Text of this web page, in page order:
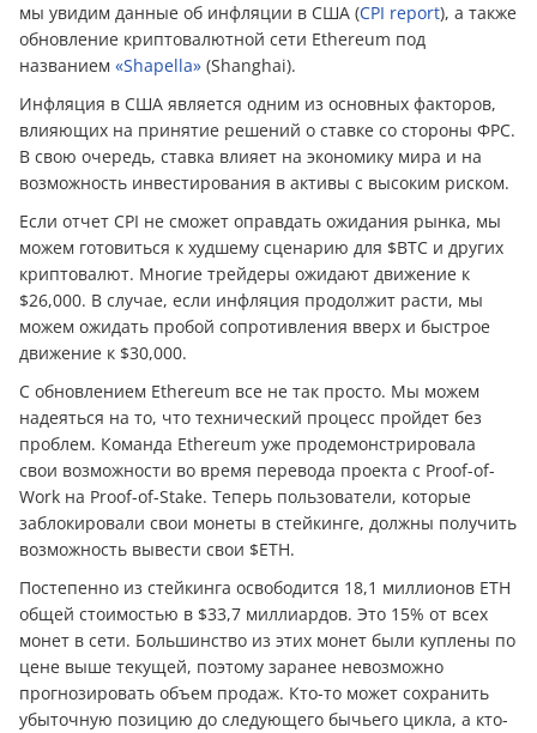
мы увидим данные об инфляции в США (CPI report), а также
обновление криптовалютной сети Ethereum под
названием «Shapella» (Shanghai).
Инфляция в США является одним из основных факторов,
влияющих на принятие решений о ставке со стороны ФРС.
В свою очередь, ставка влияет на экономику мира и на
возможность инвестирования в активы с высоким риском.
Если отчет CPI не сможет оправдать ожидания рынка, мы
можем готовиться к худшему сценарию для $BTC и других
криптовалют. Многие трейдеры ожидают движение к
$26,000. В случае, если инфляция продолжит расти, мы
можем ожидать пробой сопротивления вверх и быстрое
движение к $30,000.
С обновлением Ethereum все не так просто. Мы можем
надеяться на то, что технический процесс пройдет без
проблем. Команда Ethereum уже продемонстрировала
свои возможности во время перевода проекта с Proof-of-
Work на Proof-of-Stake. Теперь пользователи, которые
заблокировали свои монеты в стейкинге, должны получить
возможность вывести свои $ETH.
Постепенно из стейкинга освободится 18,1 миллионов ETH
общей стоимостью в $33,7 миллиардов. Это 15% от всех
монет в сети. Большинство из этих монет были куплены по
цене выше текущей, поэтому заранее невозможно
прогнозировать объем продаж. Кто-то может сохранить
убыточную позицию до следующего бычьего цикла, а кто-